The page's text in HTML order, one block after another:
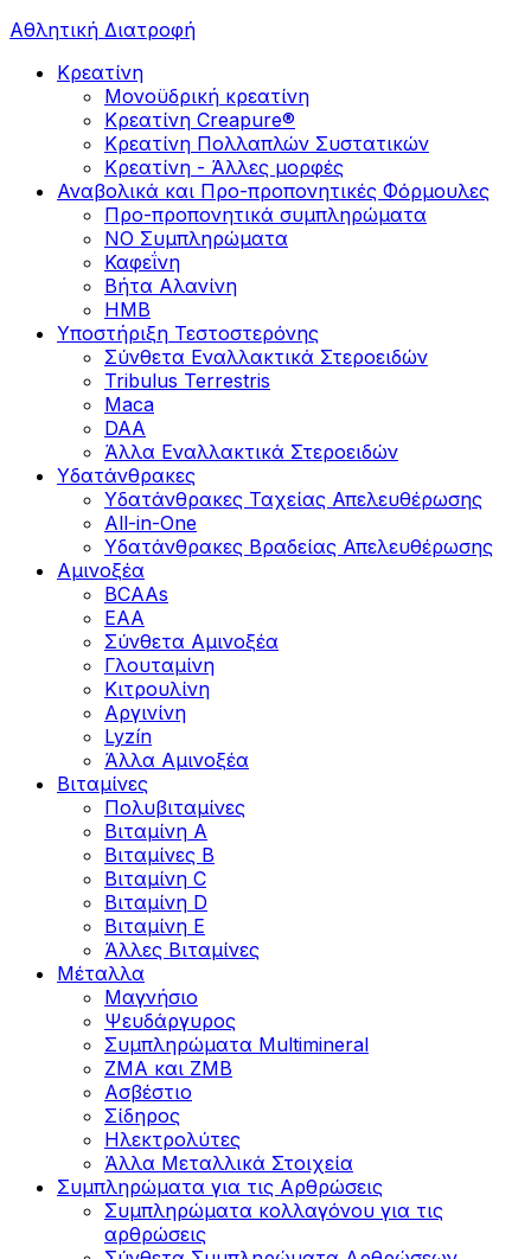
Αθλητική Διατροφή
Κρεατίνη
Μονοϋδρική κρεατίνη
Κρεατίνη Creapure®
Κρεατίνη Πολλαπλών Συστατικών
Κρεατίνη - Άλλες μορφές
Αναβολικά και Προ-προπονητικές Φόρμουλες
Προ-προπονητικά συμπληρώματα
ΝΟ Συμπληρώματα
Καφεΐνη
Βήτα Αλανίνη
HMB
Υποστήριξη Τεστοστερόνης
Σύνθετα Εναλλακτικά Στεροειδών
Tribulus Terrestris
Maca
DAA
Άλλα Εναλλακτικά Στεροειδών
Υδατάνθρακες
Υδατάνθρακες Ταχείας Απελευθέρωσης
All-in-One
Υδατάνθρακες Βραδείας Απελευθέρωσης
Αμινοξέα
BCAAs
EAA
Σύνθετα Αμινοξέα
Γλουταμίνη
Κιτρουλίνη
Αργινίνη
Lyzín
Άλλα Αμινοξέα
Βιταμίνες
Πολυβιταμίνες
Βιταμίνη Α
Βιταμίνες Β
Βιταμίνη C
Βιταμίνη D
Βιταμίνη Ε
Άλλες Βιταμίνες
Μέταλλα
Μαγνήσιο
Ψευδάργυρος
Συμπληρώματα Multimineral
ZMA και ZMB
Ασβέστιο
Σίδηρος
Ηλεκτρολύτες
Άλλα Mεταλλικά Στοιχεία
Συμπληρώματα για τις Αρθρώσεις
Συμπληρώματα κολλαγόνου για τις
αρθρώσεις